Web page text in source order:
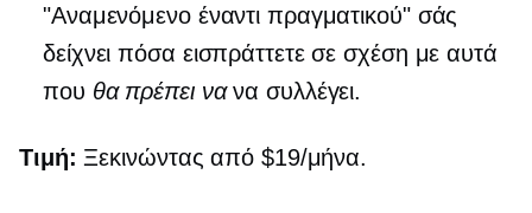
"Αναμενόμενο έναντι πραγματικού" σάς
δείχνει πόσα εισπράττετε σε σχέση με αυτά
που θα πρέπει νανα συλλέγει.
Τιμή: Ξεκινώντας από $19/μήνα.